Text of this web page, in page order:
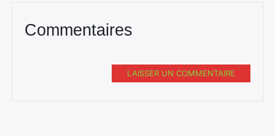
Commentaires
LAISSER UN COMMENTAIRE